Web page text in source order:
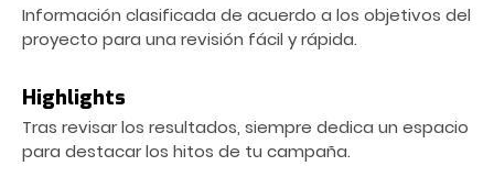
Información clasificada de acuerdo a los objetivos del
proyecto para una revisión fácil y rápida.
Highlights
Tras revisar los resultados, siempre dedica un espacio
para destacar los hitos de tu campaña.